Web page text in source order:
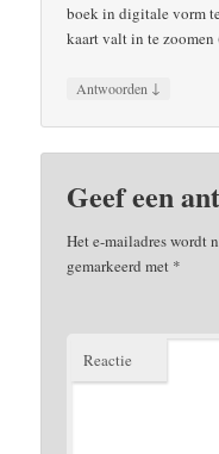
boek in digitale vorm
kaart valt in te
Antwoorden ↓
Geef een
Het e-mailadres wordt
gemarkeerd met *
Reactie